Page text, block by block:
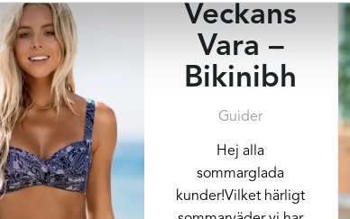
Veckans
Vara –
Bikinibh
Guider
Hej alla
sommarglada
kunder!Vilket härligt